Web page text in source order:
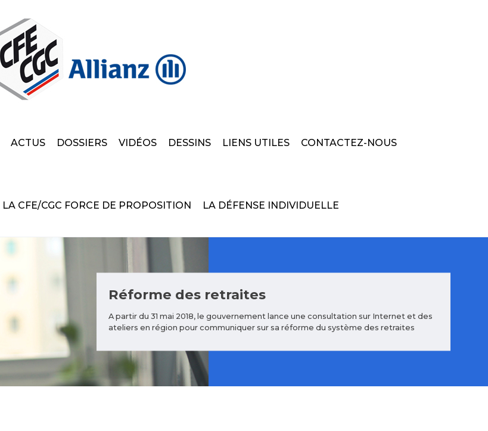
ACTUS DOSSIERS VIDÉOS DESSINS LIENS UTILES CONTACTEZ-NOUS
LA CFE/CGC FORCE DE PROPOSITION LA DÉFENSE INDIVIDUELLE
Réforme des retraites
A partir du 31 mai 2018, le gouvernement lance une consultation sur Internet et des
ateliers en région pour communiquer sur sa réforme du système des retraites